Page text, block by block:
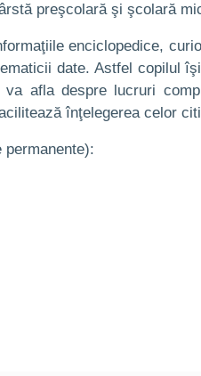
preşcolară şi şcolară
enciclopedice,
date. Astfel copilul
afla despre lucruri
înţelegerea celor